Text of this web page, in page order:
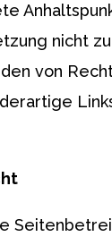
nicht
von